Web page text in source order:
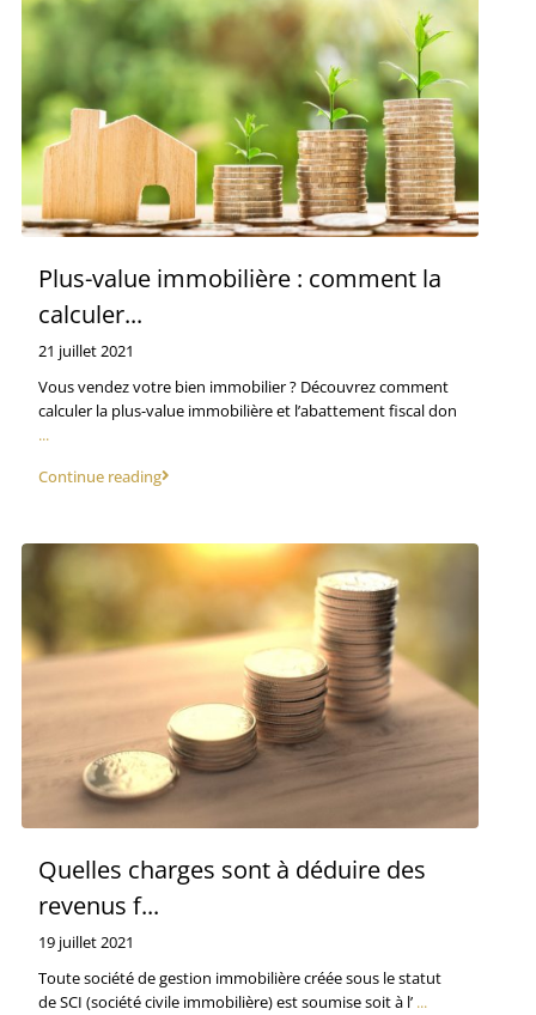
Plus-value immobilière : comment la
calculer...
21 juillet 2021
Vous vendez votre bien immobilier ? Découvrez comment
calculer la plus-value immobilière et l’abattement fiscal don
...
Continue reading
Quelles charges sont à déduire des
revenus f...
19 juillet 2021
Toute société de gestion immobilière créée sous le statut
de SCI (société civile immobilière) est soumise soit à l’ ...